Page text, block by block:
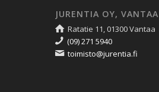
JURENTIA OY, VANTAA
Ratatie 11, 01300 Vantaa
(09) 271 5940
toimisto@jurentia.fi